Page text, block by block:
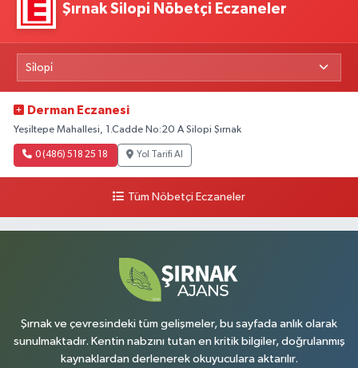
Şırnak Silopi Nöbetçi Eczaneler
Derman Eczanesi
Yeşiltepe Mahallesi, 1.Cadde No:20 A Silopi Şırnak
0 (486) 518 25 18 Yol Tarifi Al
Tüm Nöbetçi Eczaneler
Şırnak ve çevresindeki tüm gelişmeler, bu sayfada anlık olarak
sunulmaktadır. Kentin nabzını tutan en kritik bilgiler, doğrulanmış
kaynaklardan derlenerek okuyuculara aktarılır.